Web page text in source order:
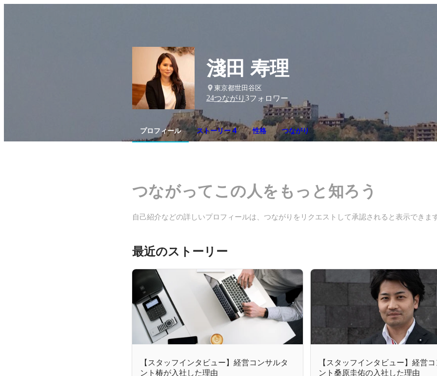
淺田 寿理
東京都世田谷区
24つながり 3フォロワー
プロフィール ストーリー 4 性格 つながり
つながってこの人をもっと知ろう
自己紹介などの詳しいプロフィールは、つながりをリクエストして承認されると表示できま
最近のストーリー
【スタッフインタビュー】経営コンサルタ
ント椿が入社した理由
【スタッフインタビュー】経営
ント桑原圭佑の入社した理由